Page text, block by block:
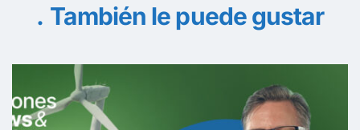
También le puede gustar